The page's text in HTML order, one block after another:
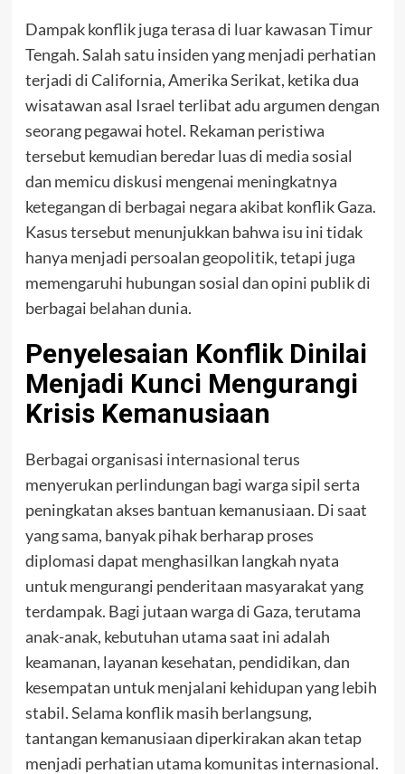
Dampak konflik juga terasa di luar kawasan Timur
Tengah. Salah satu insiden yang menjadi perhatian
terjadi di California, Amerika Serikat, ketika dua
wisatawan asal Israel terlibat adu argumen dengan
seorang pegawai hotel. Rekaman peristiwa
tersebut kemudian beredar luas di media sosial
dan memicu diskusi mengenai meningkatnya
ketegangan di berbagai negara akibat konflik Gaza.
Kasus tersebut menunjukkan bahwa isu ini tidak
hanya menjadi persoalan geopolitik, tetapi juga
memengaruhi hubungan sosial dan opini publik di
berbagai belahan dunia.
Penyelesaian Konflik Dinilai
Menjadi Kunci Mengurangi
Krisis Kemanusiaan
Berbagai organisasi internasional terus
menyerukan perlindungan bagi warga sipil serta
peningkatan akses bantuan kemanusiaan. Di saat
yang sama, banyak pihak berharap proses
diplomasi dapat menghasilkan langkah nyata
untuk mengurangi penderitaan masyarakat yang
terdampak. Bagi jutaan warga di Gaza, terutama
anak-anak, kebutuhan utama saat ini adalah
keamanan, layanan kesehatan, pendidikan, dan
kesempatan untuk menjalani kehidupan yang lebih
stabil. Selama konflik masih berlangsung,
tantangan kemanusiaan diperkirakan akan tetap
menjadi perhatian utama komunitas internasional.